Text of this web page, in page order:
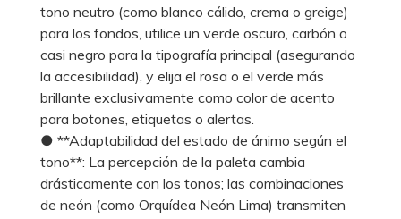
tono neutro (como blanco cálido, crema o greige)
para los fondos, utilice un verde oscuro, carbón o
casi negro para la tipografía principal (asegurando
la accesibilidad), y elija el rosa o el verde más
brillante exclusivamente como color de acento
para botones, etiquetas o alertas.
● **Adaptabilidad del estado de ánimo según el
tono**: La percepción de la paleta cambia
drásticamente con los tonos; las combinaciones
de neón (como Orquídea Neón Lima) transmiten